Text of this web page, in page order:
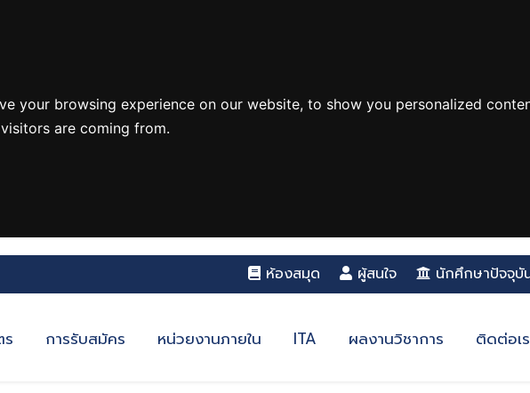
your browsing experience on our website, to show you personalized
are coming from.
ห้องสมุด ผู้สนใจ นักศึกษาปัจจุบั
การรับสมัคร หน่วยงานภายใน ITA ผลงานวิชาการ ติดต่อเ